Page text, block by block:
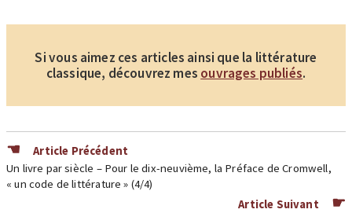
Si vous aimez ces articles ainsi que la littérature
classique, découvrez mes ouvrages publiés.
Article Précédent
Un livre par siècle – Pour le dix-neuvième, la Préface de Cromwell,
« un code de littérature » (4/4)
Article Suivant